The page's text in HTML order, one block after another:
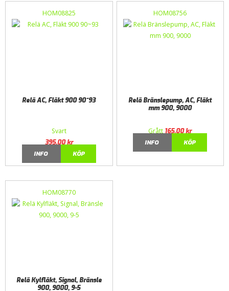
HOM08825
Relä AC, Fläkt 900 90~93
Svart
395,00kr
INFO
KÖP
HOM08756
Relä Bränslepump, AC, Fläkt
mm 900, 9000
Grått 165,00kr
INFO
KÖP
HOM08770
Relä Kylfläkt, Signal, Bränsle
900, 9000, 9-5